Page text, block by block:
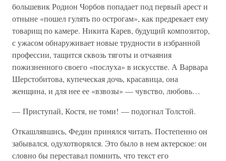
большевик Родион Чорбов попадает под первый арест и
отныне «пошел гулять по острогам», как предрекает ему
товарищ по камере. Никита Карев, будущий композитор,
с ужасом обнаруживает новые трудности в избранной
профессии, тащится сквозь тяготы и отчаяния
пожизненного своего «послуха» в искусстве. А Варвара
Шерстобитова, купеческая дочь, красавица, она
женщина, и для нее ее «взвозы» — чувство, любовь…
— Приступай, Костя, не томи! — подогнал Толстой.
Откашлявшись, Федин принялся читать. Постепенно он
забывался, одухотворялся. Это было в нем актерское: он
словно бы переставал помнить, что текст его